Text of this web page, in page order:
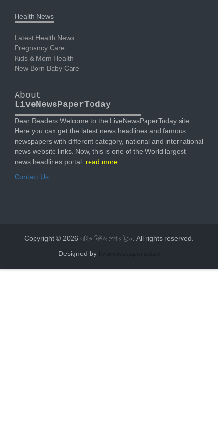
Health News
Latest Health News
Pregnancy Care
Kids & Mom Health
New Born Baby Care
About
LiveNewsPaperToday
Dear Readers Welcome to the LiveNewsPaperToday site.
Here you can get the latest news headlines and famous
newspapers with different category, national and international
news website links. Now, this is one of the World largest
news headlines portal. read more
Contact Us
Copyright © 2026 লাইভ নিউজ পেপার টুডে . All rights reserved.
Designed by